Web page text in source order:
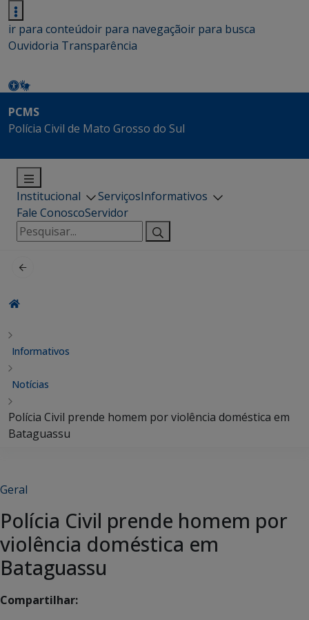
ir para conteúdoir para navegaçãoir para busca
Ouvidoria Transparência
PCMS
Polícia Civil de Mato Grosso do Sul
Institucional ServiçosInformativos
Fale ConoscoServidor
Pesquisar
por:
Informativos
Notícias
Polícia Civil prende homem por violência doméstica em
Bataguassu
Geral
Polícia Civil prende homem por
violência doméstica em
Bataguassu
Compartilhar: